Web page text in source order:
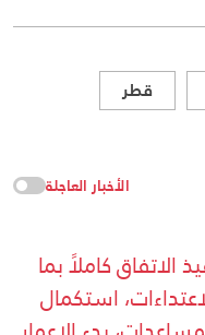
قطر
الأخبار العاجلة
كاملاً بما
استكمال